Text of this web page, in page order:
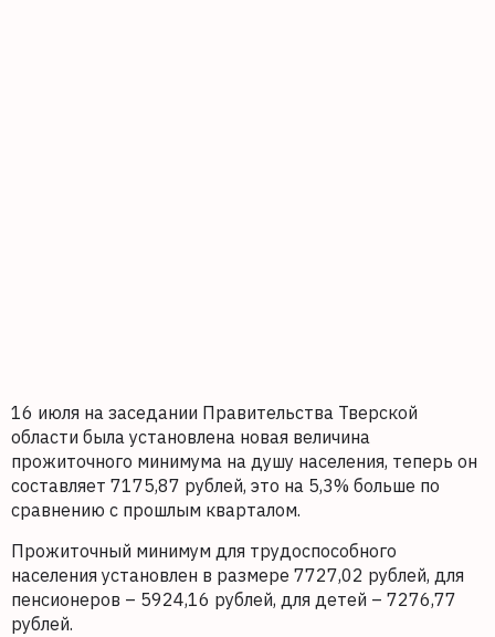
16 июля на заседании Правительства Тверской
области была установлена новая величина
прожиточного минимума на душу населения, теперь он
составляет 7175,87 рублей, это на 5,3% больше по
сравнению с прошлым кварталом.
Прожиточный минимум для трудоспособного
населения установлен в размере 7727,02 рублей, для
пенсионеров – 5924,16 рублей, для детей – 7276,77
рублей.